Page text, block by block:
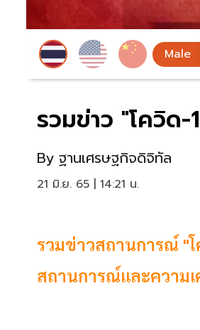
รวมข่าว "โควิด
By ฐานเศรษฐกิจดิจิทัล
21 มิ.ย. 65 | 14:21 น.
รวมข่าวสถานการณ์ "
สถานการณ์และความ